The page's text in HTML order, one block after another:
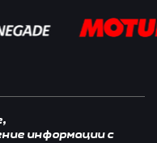
информации с